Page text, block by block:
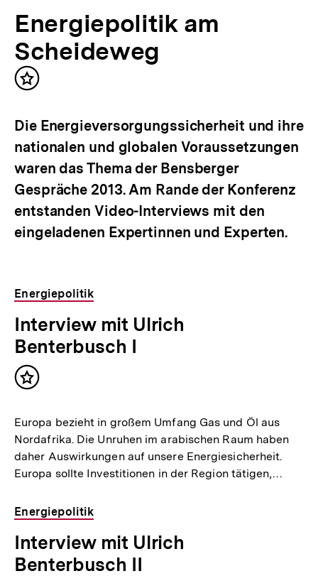
Energiepolitik am
Scheideweg
Inhalt
Die Energieversorgungssicherheit und ihre
nationalen und globalen Voraussetzungen
waren das Thema der Bensberger
Gespräche 2013. Am Rande der Konferenz
entstanden Video-Interviews mit den
eingeladenen Expertinnen und Experten.
Energiepolitik
Interview mit Ulrich
Benterbusch I
Inhalt
Europa bezieht in großem Umfang Gas und Öl aus
Nordafrika. Die Unruhen im arabischen Raum haben
daher Auswirkungen auf unsere Energiesicherheit.
Europa sollte Investitionen in der Region tätigen,…
Energiepolitik
Interview mit Ulrich
Benterbusch II